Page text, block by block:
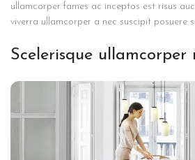
ullamcorper fames ac inceptos est risus
viverra ullamcorper a nec suscipit posuere
Scelerisque ullamcorper